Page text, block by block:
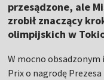
przesądzone, ale
zrobił znaczący
olimpijskich w
W mocno
Prix o nagrodę